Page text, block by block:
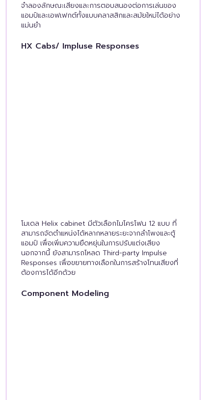
จำลองลักษณะเสียงและการตอบสนองต่อการเล่นของ
แอมป์และเอฟเฟกต์ทั้งแบบคลาสสิกและสมัยใหม่ได้อย่าง
แม่นยำ
HX Cabs/ Impluse Responses
โมเดล Helix cabinet มีตัวเลือกไมโครโฟน 12 แบบ ที่
สามารถจัดตำแหน่งได้หลากหลายระยะจากลำโพงและตู้
แอมป์ เพื่อเพิ่มความยืดหยุ่นในการปรับแต่งเสียง
นอกจากนี้ ยังสามารถโหลด Third-party Impulse
Responses เพื่อขยายทางเลือกในการสร้างโทนเสียงที่
ต้องการได้อีกด้วย
Component Modeling